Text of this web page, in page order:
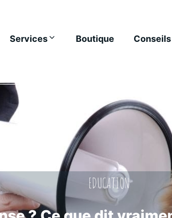
Services Boutique Conseils
EDUCATION